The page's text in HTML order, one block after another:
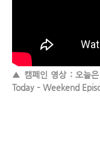
▲ 캠페인 영상 : 오늘
Today – Weekend